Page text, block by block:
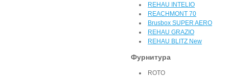
REHAU INTELIO
REACHMONT 70
Brusbox SUPER AERO
REHAU GRAZIO
REHAU BLITZ New
Фурнитура
ROTO